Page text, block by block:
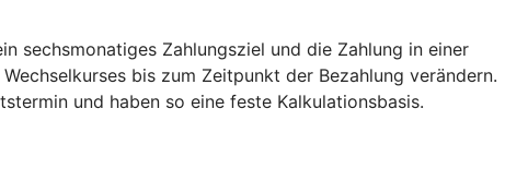
sechsmonatiges Zahlungsziel und die Zahlung in einer
bis zum Zeitpunkt der Bezahlung verändern.
und haben so eine feste Kalkulationsbasis.